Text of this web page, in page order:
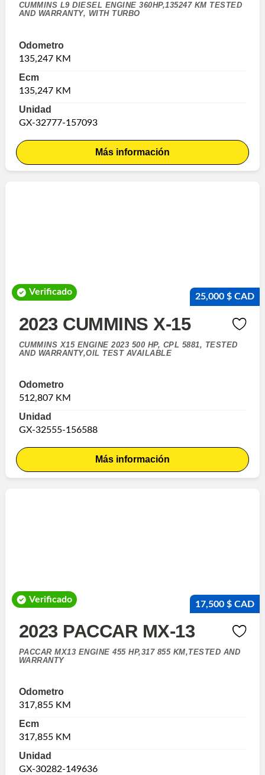
CUMMINS L9 DIESEL ENGINE 360HP,135247 KM TESTED
AND WARRANTY, WITH TURBO
Odometro
135,247 KM
Ecm
135,247 KM
Unidad
GX-32777-157093
Más información
Verificado 25,000 $ CAD
2023 CUMMINS X-15
CUMMINS X15 ENGINE 2023 500 HP, CPL 5881, TESTED
AND WARRANTY,OIL TEST AVAILABLE
Odometro
512,807 KM
Unidad
GX-32555-156588
Más información
Verificado 17,500 $ CAD
2023 PACCAR MX-13
PACCAR MX13 ENGINE 455 HP,317 855 KM,TESTED AND
WARRANTY
Odometro
317,855 KM
Ecm
317,855 KM
Unidad
GX-30282-149636